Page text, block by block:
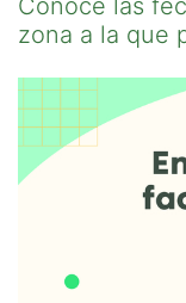
zona a la que